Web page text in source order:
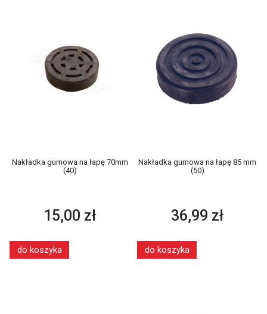
Nakładka gumowa na łapę 70mm
(40)
15,00 zł
do koszyka
Nakładka gumowa na łapę 85 mm
(50)
36,99 zł
do koszyka